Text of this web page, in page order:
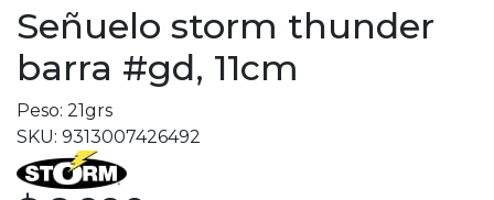
Señuelo storm thunder
barra #gd, 11cm
Peso: 21grs
SKU: 9313007426492